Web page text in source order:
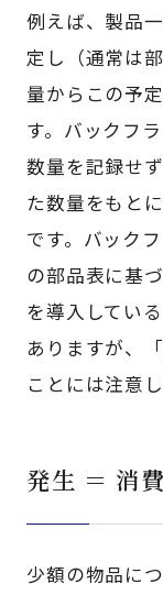
例えば、製品
定し（通常は
量からこの予
す。バックフ
数量を記録せ
た数量をもと
です。バック
の部品表に基
を導入してい
ありますが、
ことには注意
発生 ＝ 消
少額の物品に